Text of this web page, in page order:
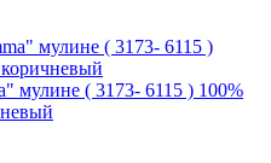
мулине ( 3173- 6115 ) 100%